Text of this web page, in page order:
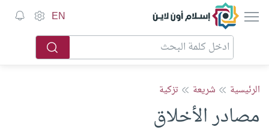
إسلام أون لاين EN
الرئيسية شريعة تزكية
مصادر الأخلاق